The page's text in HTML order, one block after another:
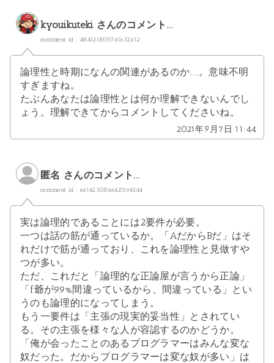
kyouikuteki さんのコメント...
comment id : 4841218535761632612
論理性と時期になんの関連があるのか……。意味不明
すぎますね。
たぶんあなたは論理性とは何か理解できないんでし
ょう。理解できてからコメントしてくださいね。
2021年9月7日 11:44
匿名 さんのコメント...
comment id : 6614230866421594344
実は論理的であることには2要件が必要。
一つは話の筋が通っているか。「AだからBだ」はそ
れだけで筋が通っており、これを論理性と見做すや
つが多い。
ただ、これだと「論理的な正論屋が言うから正論」
「f爺が99%間違っているから、間違っている」とい
うのも論理的になってしまう。
もう一要件は「主張の現実的妥当性」とされてい
る。その主張を様々な人が容認するのかどうか。
「俺が会ったことのあるプログラマーはみんな変な
奴だった。だからプログラマーは変な奴が多い」は